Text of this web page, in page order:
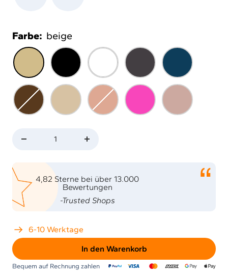
Farbe: beige
beige schwarz weiß anthrazit marine
bronze caramel rose
medi
magenta
cashmere
Menge
4,82 Sterne bei über 13.000
Bewertungen
-Trusted Shops
6-10 Werktage
In den Warenkorb
Bequem auf Rechnung zahlen